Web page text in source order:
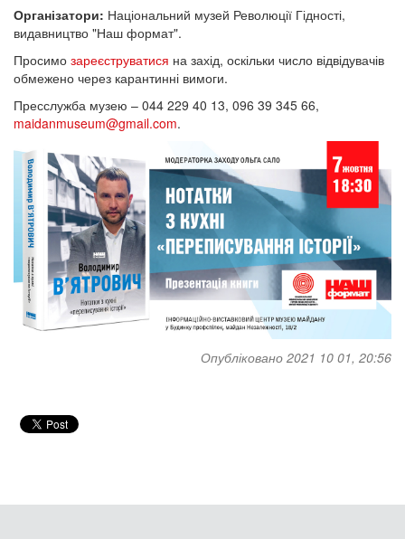
Організатори: Національний музей Революції Гідності,
видавництво "Наш формат".
Просимо зареєструватися на захід, оскільки число відвідувачів
обмежено через карантинні вимоги.
Пресслужба музею – 044 229 40 13, 096 39 345 66,
maidanmuseum@gmail.com.
Опубліковано 2021 10 01, 20:56